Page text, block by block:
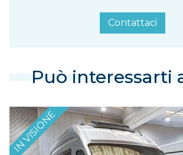
Contattaci
Può interessarti
IN VISIONE